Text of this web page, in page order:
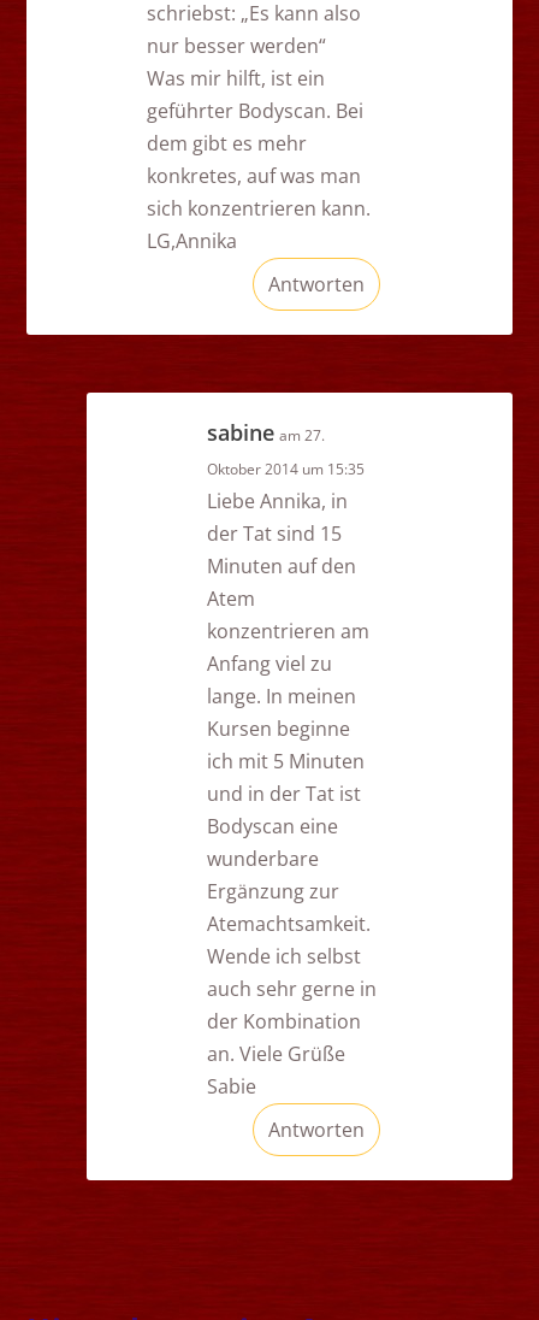
schriebst: „Es kann also
nur besser werden“
Was mir hilft, ist ein
geführter Bodyscan. Bei
dem gibt es mehr
konkretes, auf was man
sich konzentrieren kann.
LG,Annika
Antworten
sabine am 27.
Oktober 2014 um 15:35
Liebe Annika, in
der Tat sind 15
Minuten auf den
Atem
konzentrieren am
Anfang viel zu
lange. In meinen
Kursen beginne
ich mit 5 Minuten
und in der Tat ist
Bodyscan eine
wunderbare
Ergänzung zur
Atemachtsamkeit.
Wende ich selbst
auch sehr gerne in
der Kombination
an. Viele Grüße
Sabie
Antworten